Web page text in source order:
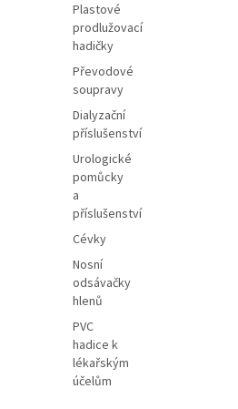
Plastové
prodlužovací
hadičky
Převodové
soupravy
Dialyzační
příslušenství
Urologické
pomůcky
a
příslušenství
Cévky
Nosní
odsávačky
hlenů
PVC
hadice k
lékařským
účelům